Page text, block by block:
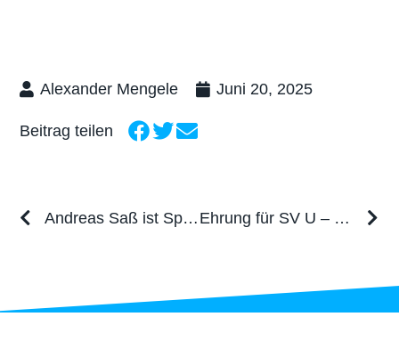
Alexander Mengele Juni 20, 2025
Beitrag teilen
Andreas Saß ist Spieler der Saison Ehrung für SV U – Nachwuchs